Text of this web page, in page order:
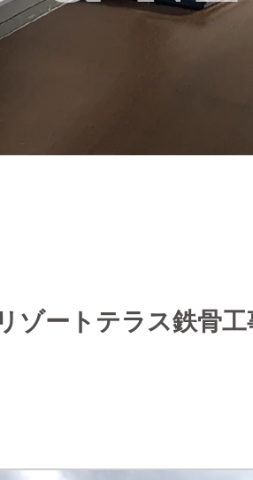
ゾートテラス鉄骨